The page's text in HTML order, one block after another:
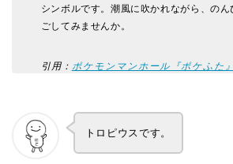
シンボルです。潮風に吹かれながら、の
ごしてみませんか。
引用： ポケモンマンホール『ポケふた』
トロピウスです。